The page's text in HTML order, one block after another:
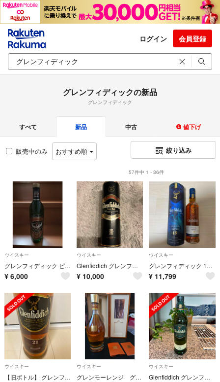
ログイン 会員登録
グレンフィディックの新品
グレンフィディック
すべて 新品 中古 値下げ
販売中のみ おすすめ順 絞り込み
57件中 1 - 36件
ウイスキー
グレンフィディック ピュアモルト 43度 old
¥ 6,000
ウイスキー
Glenfiddich グレンフィディック 750ml 43%
¥ 10,000
ウイスキー
グレンフィディック 18年 VAT04 700ml
¥ 11,799
ウイスキー
【旧ボトル】 グレンフィディック 21年 グランレゼルヴァ ラムカスク
ウイスキー
グレンモーレンジ グランドヴィンテージ1998 GLENMORANGIE 正規品
ウイスキー
Glenfiddich グレンフィディック 12年 700ml 箱付 未開封